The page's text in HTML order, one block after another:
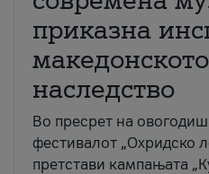
приказна
наследство
Во пресрет на
фестивалот „Охридско
претстави кампањата